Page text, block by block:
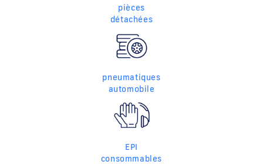
pièces
détachées
pneumatiques
automobile
EPI
consommables